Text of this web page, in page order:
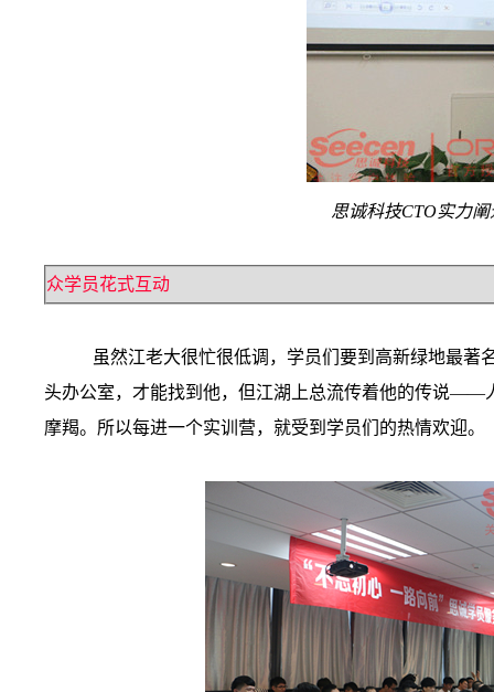
思诚科技CTO实力
众学员花式互动
虽然江老大很忙很低调，学员们要到高新绿地最
头办公室，才能找到他，但江湖上总流传着他的传说——
摩羯。所以每进一个实训营，就受到学员们的热情欢迎。